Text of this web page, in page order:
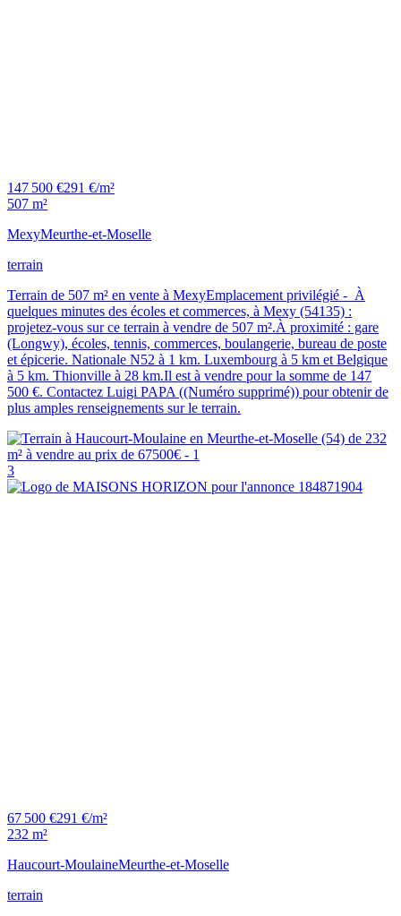
147 500 €291 €/m²
507 m²
MexyMeurthe-et-Moselle
terrain
Terrain de 507 m² en vente à MexyEmplacement privilégié - À
quelques minutes des écoles et commerces, à Mexy (54135) :
projetez-vous sur ce terrain à vendre de 507 m².À proximité : gare
(Longwy), écoles, tennis, commerces, boulangerie, bureau de poste
et épicerie. Nationale N52 à 1 km. Luxembourg à 5 km et Belgique
à 5 km. Thionville à 28 km.Il est à vendre pour la somme de 147
500 €. Contactez Luigi PAPA ((Numéro supprimé)) pour obtenir de
plus amples renseignements sur le terrain.
3
67 500 €291 €/m²
232 m²
Haucourt-MoulaineMeurthe-et-Moselle
terrain